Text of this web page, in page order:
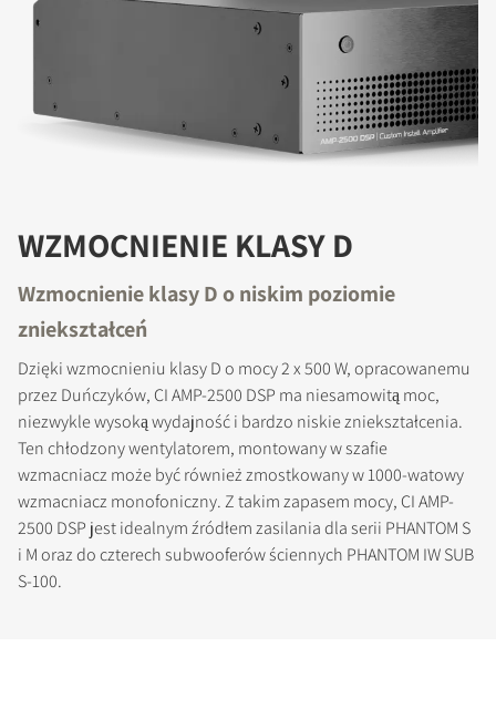
WZMOCNIENIE KLASY D
Wzmocnienie klasy D o niskim poziomie
zniekształceń
Dzięki wzmocnieniu klasy D o mocy 2 x 500 W, opracowanemu
przez Duńczyków, CI AMP-2500 DSP ma niesamowitą moc,
niezwykle wysoką wydajność i bardzo niskie zniekształcenia.
Ten chłodzony wentylatorem, montowany w szafie
wzmacniacz może być również zmostkowany w 1000-watowy
wzmacniacz monofoniczny. Z takim zapasem mocy, CI AMP-
2500 DSP jest idealnym źródłem zasilania dla serii PHANTOM S
i M oraz do czterech subwooferów ściennych PHANTOM IW SUB
S-100.